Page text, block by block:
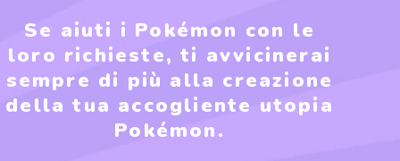
Se aiuti i Pokémon con le
loro richieste, ti avvicinerai
sempre di più alla creazione
della tua accogliente utopia
Pokémon.